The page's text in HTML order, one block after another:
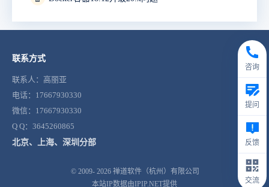
联系方式
联系人：高丽亚
电话：17667930330
微信：17667930330
Q Q：3645260865
北京、上海、深圳分部
© 2009- 2026 禅道软件（杭州）有限公司
本站IP数据由IPIP.NET提供
咨询
提问
反馈
交流